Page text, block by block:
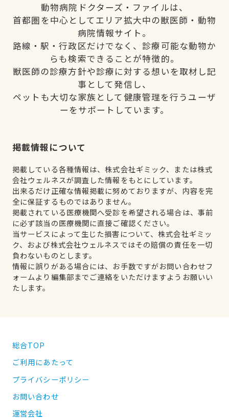
動物病院ドクターズ・ファイルは、
首都圏を中心としてエリア拡大中の獣医師・動物
病院情報サイト。
路線・駅・行政区だけでなく、診療可能な動物か
らも検索できることが特徴的。
獣医師の診療方針や診療に対する想いを取材し記
事として発信し、
ペットも大切な家族として健康管理を行うユーザ
ーをサポートしています。
掲載情報について
掲載している各種情報は、株式会社ギミック、または株式
会社ウェルネスが調査した情報をもとにしています。
出来るだけ正確な情報掲載に努めておりますが、内容を完
全に保証するものではありません。
掲載されている医療機関へ受診を希望される場合は、事前
に必ず該当の医療機関に直接ご確認ください。
当サービスによって生じた損害について、株式会社ギミッ
ク、および株式会社ウェルネスではその賠償の責任を一切
負わないものとします。
情報に誤りがある場合には、お手数ですがお問い合わせフ
ォームより編集部までご連絡をいただけますようお願いい
たします。
総合TOP
ご利用にあたって
プライバシーポリシー
お問い合わせ
運営会社